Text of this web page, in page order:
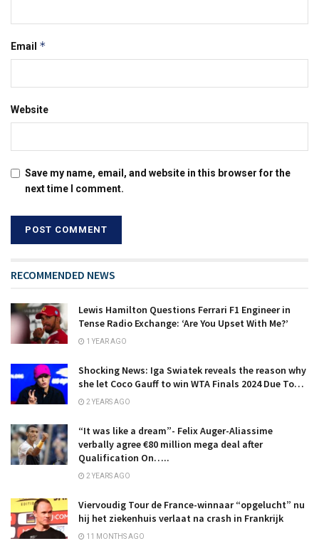
Email *
Website
Save my name, email, and website in this browser for the
next time I comment.
RECOMMENDED NEWS
Lewis Hamilton Questions Ferrari F1 Engineer in
Tense Radio Exchange: ‘Are You Upset With Me?’
1 YEAR AGO
Shocking News: Iga Swiatek reveals the reason why
she let Coco Gauff to win WTA Finals 2024 Due To…
2 YEARS AGO
“It was like a dream”- Felix Auger-Aliassime
verbally agree €80 million mega deal after
Qualification On…..
2 YEARS AGO
Viervoudig Tour de France-winnaar “opgelucht” nu
hij het ziekenhuis verlaat na crash in Frankrijk
11 MONTHS AGO